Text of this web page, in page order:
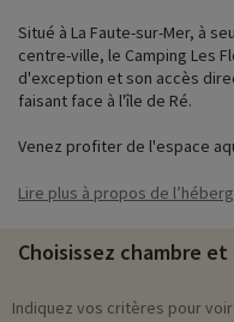
Situé à La Faute-sur-Mer, à
centre-ville, le Camping Les
d'exception et son accès
faisant face à l'île de Ré.
Venez profiter de l'espace
aurez accès à de nombreux
Pendant les vacances
également organisées pour
Lire plus à propos de
Choisissez chambre
Indiquez vos critères pour